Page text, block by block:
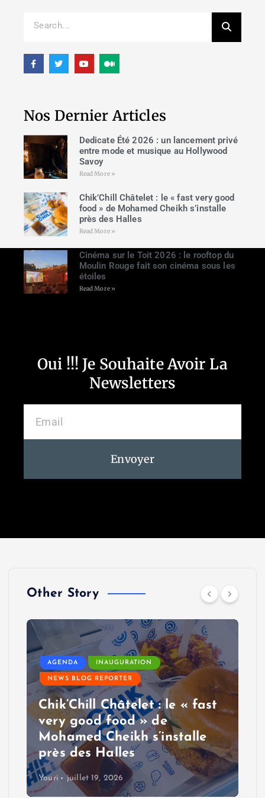
Nos Dernier Articles
Dedicate Été 2026 : un lancement privé
entre mode et musique au Hollywood
Savoy
Read More »
Chik’Chill Châtelet : le « fast very good
food » de Mohamed Cheikh s’installe
près des Halles
Read More »
Cinéma sur le Toit 2026 : le rooftop du
Moulin Rouge fait son cinéma sous les
étoiles
Read More »
Oui !!! Je Souhaite Avoir La
Newsletters
Envoyer
Other Story
AGENDA INAUGURATION
NEWS BLOG REPORTER
Chik’Chill Châtelet : le « fast
very good food » de
Mohamed Cheikh s’installe
près des Halles
Youri juillet 19, 2026